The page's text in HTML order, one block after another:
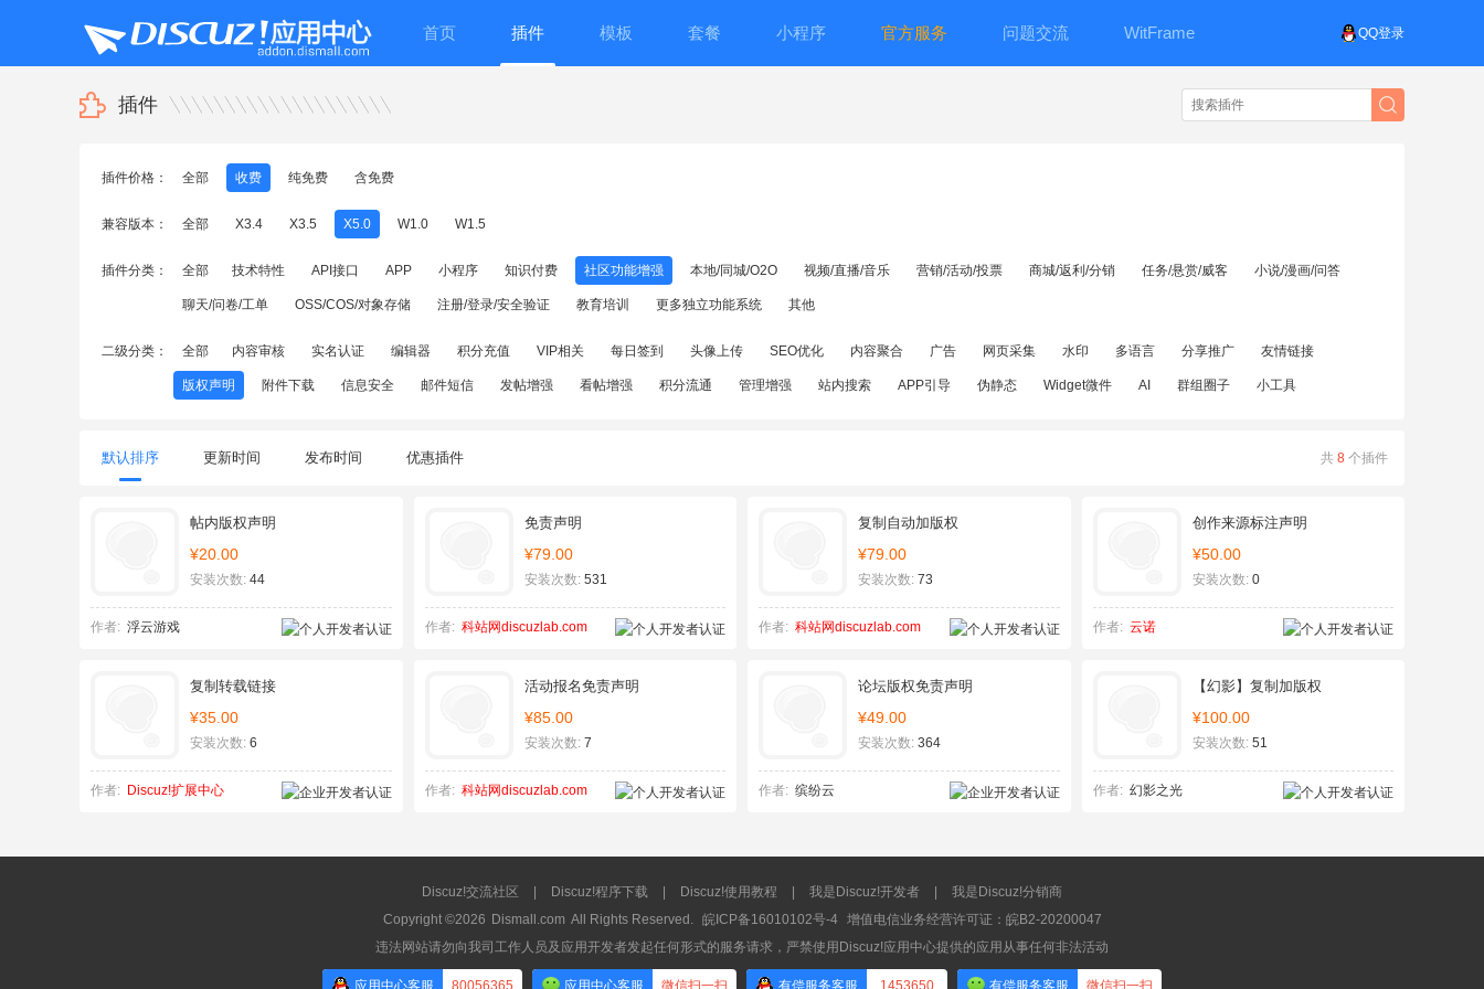
QQ登录
首页 插件 模板 套餐 小程序 官方服务 问题交流 WitFrame
插件
插件价格： 全部 收费 纯免费 含免费
兼容版本： 全部 X3.4 X3.5 X5.0 W1.0 W1.5
插件分类： 全部 技术特性 API接口 APP 小程序 知识付费 社区功能增强 本地/同城/O2O 视频/直播/音乐 营销/活动/投票 商城/返利/分销 任务/悬赏/威客 小说/漫画/问答
聊天/问卷/工单 OSS/COS/对象存储 注册/登录/安全验证 教育培训 更多独立功能系统 其他
二级分类： 全部 内容审核 实名认证 编辑器 积分充值 VIP相关 每日签到 头像上传 SEO优化 内容聚合 广告 网页采集 水印 多语言 分享推广 友情链接
版权声明 附件下载 信息安全 邮件短信 发帖增强 看帖增强 积分流通 管理增强 站内搜索 APP引导 伪静态 Widget微件 AI 群组圈子 小工具
共 8 个插件
默认排序 更新时间 发布时间 优惠插件
帖内版权声明
¥20.00
安装次数: 44
作者: 浮云游戏
免责声明
¥79.00
安装次数:531
作者: 科站网discuzlab.com
复制自动加版权
¥79.00
安装次数: 73
作者: 科站网discuzlab.com
创作来源标注声明
¥50.00
安装次数:0
作者: 云诺
复制转载链接
¥35.00
安装次数: 6
作者: Discuz!扩展中心
活动报名免责声明
¥85.00
安装次数:7
作者: 科站网discuzlab.com
论坛版权免责声明
¥49.00
安装次数: 364
作者: 缤纷云
【幻影】复制加版权
¥100.00
安装次数:51
作者: 幻影之光
Discuz!交流社区 Discuz!程序下载 Discuz!使用教程 我是Discuz!开发者
我是Discuz!分销商
Copyright ©2026 Dismall.com All Rights Reserved. 皖ICP备16010102号-4
增值电信业务经营许可证：皖B2-20200047
违法网站请勿向我司工作人员及应用开发者发起任何形式的服务请求，严禁使用Discuz!应用中心提供的应用从事任何非法活动
应用中心客服 80056365 应用中心客服 微信扫一扫 有偿服务客服 1453650 有偿服务客服 微信扫一扫